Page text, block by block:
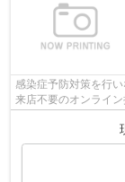
感染症予防対策を行
来店不要のオンライ